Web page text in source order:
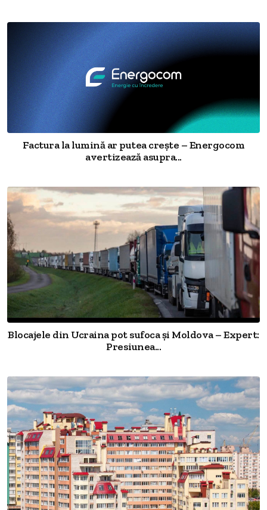
Factura la lumină ar putea crește – Energocom
avertizează asupra...
Blocajele din Ucraina pot sufoca și Moldova – Expert:
Presiunea...